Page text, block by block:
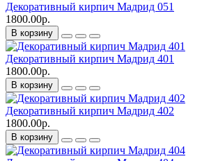
Декоративный кирпич Мадрид 051
1800.00р.
В корзину
Декоративный кирпич Мадрид 401
1800.00р.
В корзину
Декоративный кирпич Мадрид 402
1800.00р.
В корзину